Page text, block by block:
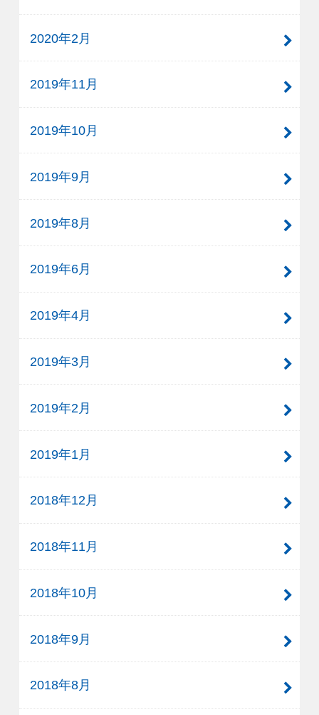
2020年2月
2019年11月
2019年10月
2019年9月
2019年8月
2019年6月
2019年4月
2019年3月
2019年2月
2019年1月
2018年12月
2018年11月
2018年10月
2018年9月
2018年8月